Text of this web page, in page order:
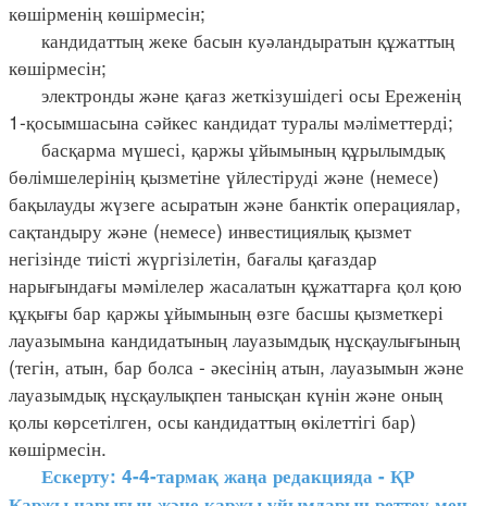
көшірменің көшірмесін;
кандидаттың жеке басын куәландыратын құжаттың
көшірмесін;
электронды және қағаз жеткізушідегі осы Ереженің
1-қосымшасына сәйкес кандидат туралы мәліметтерді;
басқарма мүшесі, қаржы ұйымының құрылымдық
бөлімшелерінің қызметіне үйлестіруді және (немесе)
бақылауды жүзеге асыратын және банктік операциялар,
сақтандыру және (немесе) инвестициялық қызмет
негізінде тиісті жүргізілетін, бағалы қағаздар
нарығындағы мәмілелер жасалатын құжаттарға қол қою
құқығы бар қаржы ұйымының өзге басшы қызметкері
лауазымына кандидатының лауазымдық нұсқаулығының
(тегін, атын, бар болса - әкесінің атын, лауазымын және
лауазымдық нұсқаулықпен танысқан күнін және оның
қолы көрсетілген, осы кандидаттың өкілеттігі бар)
көшірмесін.
Ескерту: 4-4-тармақ жаңа редакцияда - ҚР